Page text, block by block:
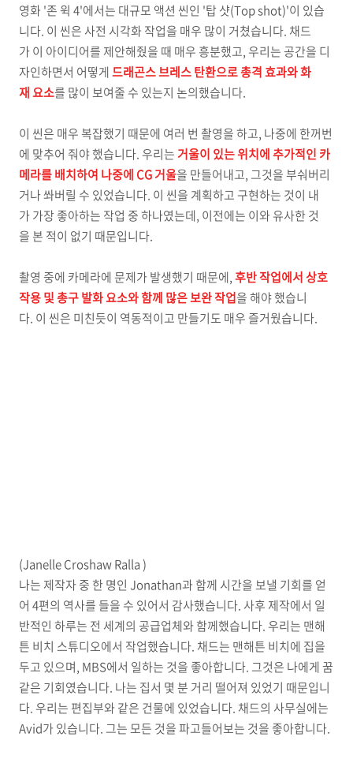
영화 '존 윅 4'에서는 대규모 액션 씬인 '탑 샷(Top shot)'이 있습
니다. 이 씬은 사전 시각화 작업을 매우 많이 거쳤습니다. 채드
가 이 아이디어를 제안해줬을 때 매우 흥분했고, 우리는 공간을 디
자인하면서 어떻게드래곤스 브레스 탄환으로 총격 효과와 화
재 요소를 많이 보여줄 수 있는지 논의했습니다.
이 씬은 매우 복잡했기 때문에 여러 번 촬영을 하고, 나중에 한꺼번
에 맞추어 줘야 했습니다. 우리는거울이 있는 위치에 추가적인 카
메라를 배치하여 나중에 CG 거울을 만들어내고, 그것을 부숴버리
거나 쏴버릴 수 있었습니다. 이 씬을 계획하고 구현하는 것이 내
가 가장 좋아하는 작업 중 하나였는데, 이전에는 이와 유사한 것
을 본 적이 없기 때문입니다.
촬영 중에 카메라에 문제가 발생했기 때문에,후반 작업에서 상호
작용 및 총구 발화 요소와 함께 많은 보완 작업을 해야 했습니
다. 이 씬은 미친듯이 역동적이고 만들기도 매우 즐거웠습니다.
(Janelle Croshaw Ralla )
나는 제작자 중 한 명인 Jonathan과 함께 시간을 보낼 기회를 얻
어 4편의 역사를 들을 수 있어서 감사했습니다. 사후 제작에서 일
반적인 하루는 전 세계의 공급업체와 함께했습니다. 우리는 맨해
튼 비치 스튜디오에서 작업했습니다. 채드는 맨해튼 비치에 집을
두고 있으며, MBS에서 일하는 것을 좋아합니다. 그것은 나에게 꿈
같은 기회였습니다. 나는 집서 몇 분 거리 떨어져 있었기 때문입니
다. 우리는 편집부와 같은 건물에 있었습니다. 채드의 사무실에는
Avid가 있습니다. 그는 모든 것을 파고들어보는 것을 좋아합니다.